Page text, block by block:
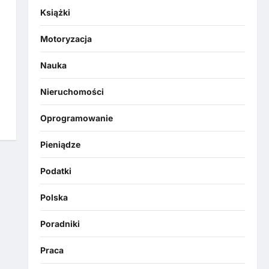
Książki
Motoryzacja
Nauka
Nieruchomości
Oprogramowanie
Pieniądze
Podatki
Polska
Poradniki
Praca